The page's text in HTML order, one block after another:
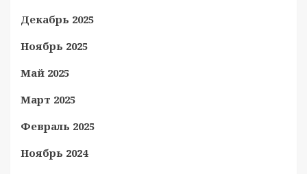
Декабрь 2025
Ноябрь 2025
Май 2025
Март 2025
Февраль 2025
Ноябрь 2024